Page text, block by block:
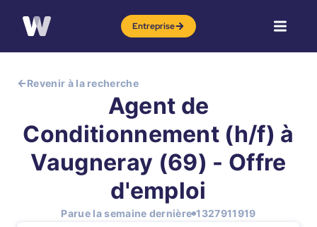
Entreprise
Revenir à la recherche
Agent de
Conditionnement (h/f) à
Vaugneray (69) - Offre
d'emploi
Parue la semaine dernière 1327911919